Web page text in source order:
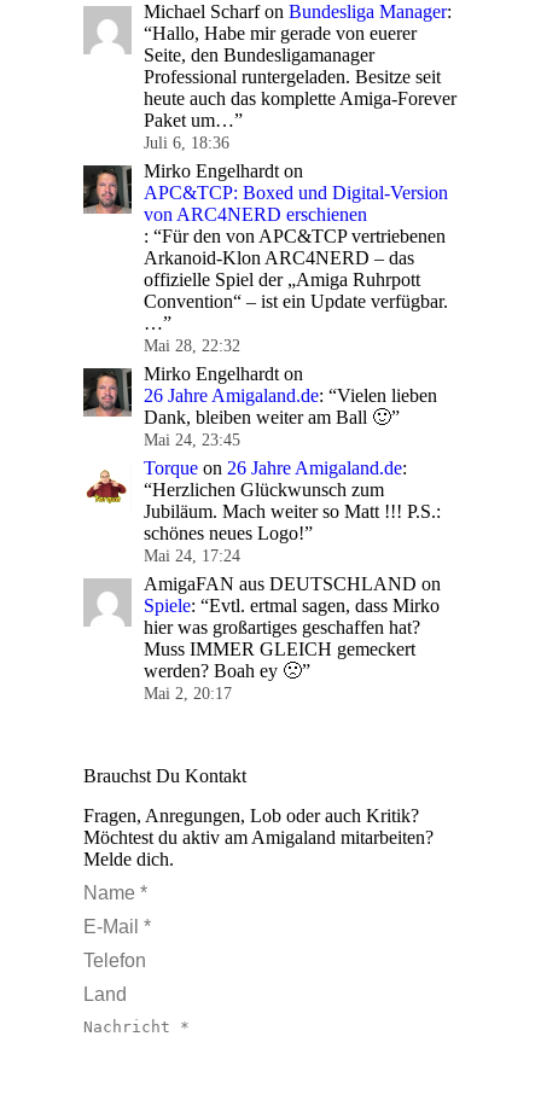
Michael Scharfon Bundesliga Manager:
“Hallo, Habe mir gerade von euerer
Seite, den Bundesligamanager
Professional runtergeladen. Besitze seit
heute auch das komplette Amiga-Forever
Paket um…”
Juli 6, 18:36
Mirko Engelhardton
APC&TCP: Boxed und Digital-Version
von ARC4NERD erschienen
: “Für den von APC&TCP vertriebenen
Arkanoid-Klon ARC4NERD – das
offizielle Spiel der „Amiga Ruhrpott
Convention“ – ist ein Update verfügbar.
…”
Mai 28, 22:32
Mirko Engelhardton
26 Jahre Amigaland.de: “Vielen lieben
Dank, bleiben weiter am Ball 🙂”
Mai 24, 23:45
Torque on 26 Jahre Amigaland.de:
“Herzlichen Glückwunsch zum
Jubiläum. Mach weiter so Matt !!! P.S.:
schönes neues Logo!”
Mai 24, 17:24
AmigaFAN aus DEUTSCHLAND on
Spiele: “Evtl. ertmal sagen, dass Mirko
hier was großartiges geschaffen hat?
Muss IMMER GLEICH gemeckert
werden? Boah ey 🙁”
Mai 2, 20:17
Brauchst Du Kontakt
Fragen, Anregungen, Lob oder auch Kritik?
Möchtest du aktiv am Amigaland mitarbeiten?
Melde dich.
Name *
E-Mail *
Telefon
Land
Nachricht *